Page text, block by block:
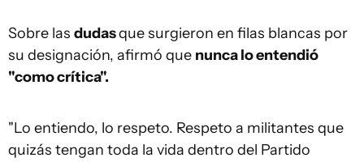
Sobre las dudasque surgieron en filas blancas por
su designación, afirmó que nunca lo entendió
"como crítica".
"Lo entiendo, lo respeto. Respeto a militantes que
quizás tengan toda la vida dentro del Partido